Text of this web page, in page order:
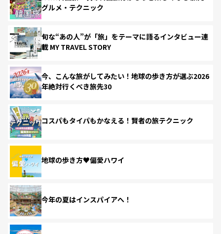
グルメ・テクニック
旬な“あの人”が「旅」をテーマに語るインタビュー連
載 MY TRAVEL STORY
今、こんな旅がしてみたい！地球の歩き方が選ぶ2026
年絶対行くべき旅先30
コスパもタイパもかなえる！賢者の旅テクニック
地球の歩き方♥偏愛ハワイ
今年の夏はインスパイアへ！